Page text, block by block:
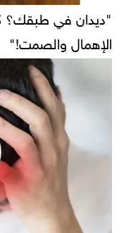
"ديدان في طبقك؟
الإهمال والصمت!"